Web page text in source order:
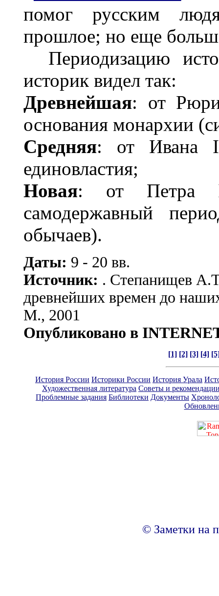
помог русским
прошлое; но еще
Периодизацию
историк видел так:
Древнейшая: от
основания монархии
Средняя: от Ивана
единовластия;
Новая: от Петра
самодержавный
обычаев).
Даты: 9 - 20 вв.
Источник: . Степанищев
древнейших времен до
М., 2001
Опубликовано в
[1] [2] [3] [4]
История России Историки России История Урала
Художественная литература Советы и
Проблемные задания Библиотеки Документы
© Заметки на